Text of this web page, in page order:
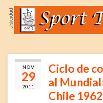
NOV
29
2011
Ciclo de
al
Chile